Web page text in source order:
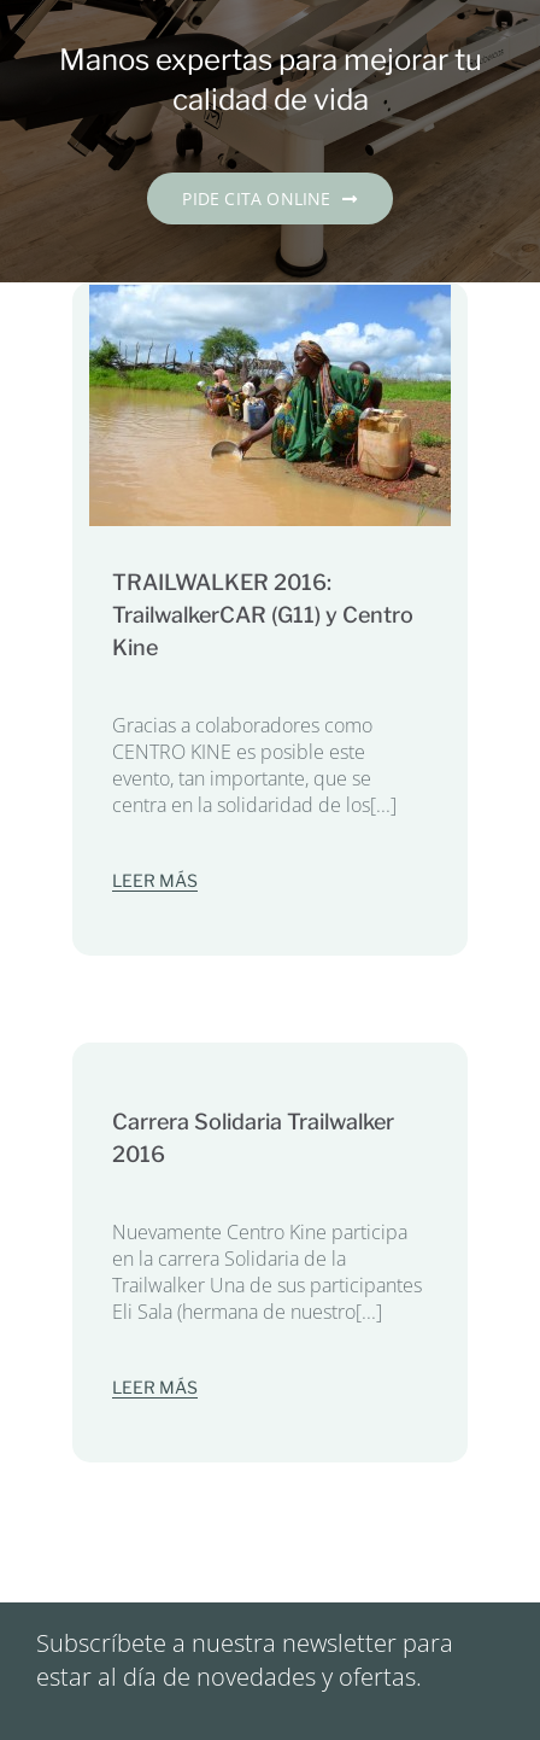
Contacto
Español
Manos expertas para mejorar tu
calidad de vida
PIDE CITA ONLINE
TRAILWALKER 2016:
TrailwalkerCAR (G11) y Centro
Kine
Gracias a colaboradores como
CENTRO KINE es posible este
evento, tan importante, que se
centra en la solidaridad de los[...]
LEER MÁS
Carrera Solidaria Trailwalker
2016
Nuevamente Centro Kine participa
en la carrera Solidaria de la
Trailwalker Una de sus participantes
Eli Sala (hermana de nuestro[...]
LEER MÁS
Subscríbete a nuestra newsletter para
estar al día de novedades y ofertas.